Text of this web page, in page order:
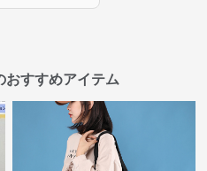
おすすめアイテム